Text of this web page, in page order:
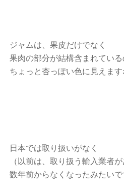
ジャムは、果皮だけでなく
果肉の部分が結構含まれてい
ちょっと杏っぽい色に見えます
日本では取り扱いがなく
（以前は、取り扱う輸入業者
数年前からなくなったみたいで